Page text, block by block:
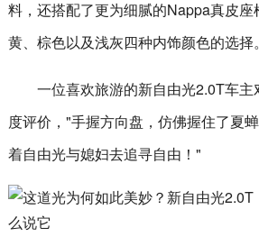
料，还搭配了更为细腻的Nappa真皮
黄、棕色以及浅灰四种内饰颜色的选择。
一位喜欢旅游的新自由光2.0T车
度评价，"手握方向盘，仿佛握住了夏
着自由光与媳妇去追寻自由！"